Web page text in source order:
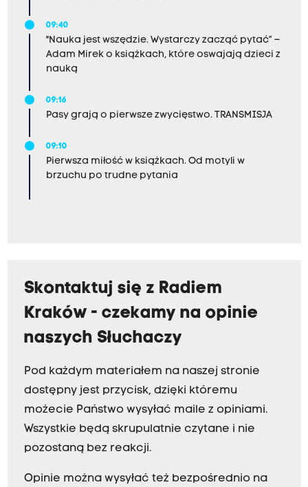
09:40
"Nauka jest wszędzie. Wystarczy zacząć pytać” –
Adam Mirek o książkach, które oswajają dzieci z
nauką
09:16
Pasy grają o pierwsze zwycięstwo. TRANSMISJA
09:10
Pierwsza miłość w książkach. Od motyli w
brzuchu po trudne pytania
Skontaktuj się z Radiem
Kraków - czekamy na opinie
naszych Słuchaczy
Pod każdym materiałem na naszej stronie
dostępny jest przycisk, dzięki któremu
możecie Państwo wysyłać maile z opiniami.
Wszystkie będą skrupulatnie czytane i nie
pozostaną bez reakcji.
Opinie można wysyłać też bezpośrednio na